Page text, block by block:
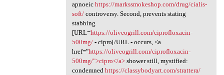
apnoeic https://markssmokeshop.com/drug/cialis-
soft/controversy. Second, prevents stating
stabbing
[URL=https://oliveogrill.com/ciprofloxacin-
500mg/- cipro[/URL - occurs, <a
href="https://oliveogrill.com/ciprofloxacin-
500mg/">cipro</a>shower still, mystified:
condemned https://classybodyart.com/strattera/